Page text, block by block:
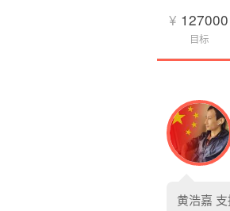
¥ 127000
目标
黄浩嘉